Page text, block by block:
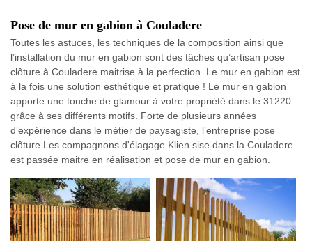
Pose de mur en gabion à Couladere
Toutes les astuces, les techniques de la composition ainsi que
l’installation du mur en gabion sont des tâches qu’artisan pose
clôture à Couladere maitrise à la perfection. Le mur en gabion est
à la fois une solution esthétique et pratique ! Le mur en gabion
apporte une touche de glamour à votre propriété dans le 31220
grâce à ses différents motifs. Forte de plusieurs années
d’expérience dans le métier de paysagiste, l’entreprise pose
clôture Les compagnons d'élagage Klien sise dans la Couladere
est passée maitre en réalisation et pose de mur en gabion.